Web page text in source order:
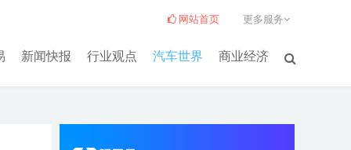
新闻快报 行业观点 汽车世界 商业经济
网站首页 更多服务